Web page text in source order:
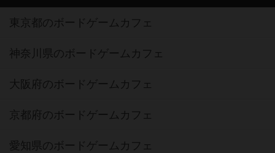
東京都のボードゲームカフェ
神奈川県のボードゲームカフェ
大阪府のボードゲームカフェ
京都府のボードゲームカフェ
愛知県のボードゲームカフェ